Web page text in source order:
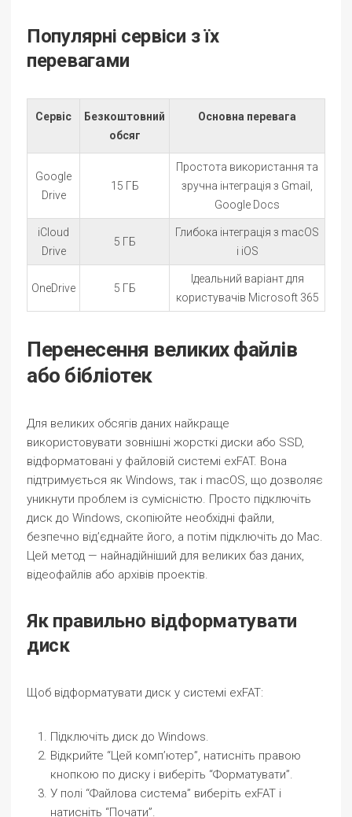
Популярні сервіси з їх
перевагами
Сервіс
Безкоштовний
обсяг
Основна перевага
Google
Drive
15 ГБ
Простота використання та
зручна інтеграція з Gmail,
Google Docs
iCloud
Drive
5 ГБ
Глибока інтеграція з macOS
і iOS
OneDrive 5 ГБ
Ідеальний варіант для
користувачів Microsoft 365
Перенесення великих файлів
або бібліотек
Для великих обсягів даних найкраще
використовувати зовнішні жорсткі диски або SSD,
відформатовані у файловій системі exFAT. Вона
підтримується як Windows, так і macOS, що дозволяє
уникнути проблем із сумісністю. Просто підключіть
диск до Windows, скопіюйте необхідні файли,
безпечно від’єднайте його, а потім підключіть до Mac.
Цей метод — найнадійніший для великих баз даних,
відеофайлів або архівів проектів.
Як правильно відформатувати
диск
Щоб відформатувати диск у системі exFAT:
Підключіть диск до Windows.
Відкрийте “Цей комп’ютер”, натисніть правою
кнопкою по диску і виберіть “Форматувати”.
У полі “Файлова система” виберіть exFAT і
натисніть “Почати”.